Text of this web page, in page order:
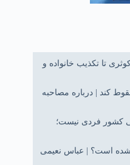
تا تکذیب خانواده و
کند | درباره مصاحبه
کشور فردی نیست؛
شده است؟ | عباس نعیمی